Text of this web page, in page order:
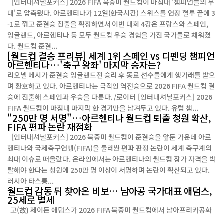
[인터내셔널포커스] 2026 FIFA 북중미 월드컵이 마침내 '챔피언들의 무
대'로 압축됐다. 아르헨티나가 12일(한국시간) 스위스를 연장 혈투 끝에 3
-1로 꺾고 준결승 진출을 확정하면서 이번 대회 4강은 프랑스와 스페인,
잉글랜드, 아르헨티나 등 모두 월드컵 우승 경험을 가진 국가들로 채워졌
다. 월드컵 준결...
[월드컵 결승 프리뷰] 세계 1위 스페인 vs 디펜딩 챔피언
아르헨티나…'축구 왕좌' 마지막 승자는?
리오넬 메시가 준결승 잉글랜드전 승리 후 동료 선수들에게 헹가래를 받으
며 환호하고 있다. 아르헨티나는 극적인 역전승으로 2026 FIFA 월드컵 결
승에 진출해 스페인과 우승을 다툰다. /로이터 [인터내셔널포커스] 2026
FIFA 월드컵이 마침내 마지막 한 경기만을 남겨두고 있다. 유럽 챔...
"250만 명 서명"…아르헨티나 월드컵 퇴출 청원 확산,
FIFA 편파 논란 재점화
[인터내셔널포커스] 2026 북중미 월드컵이 준결승을 앞둔 가운데 아르
헨티나와 국제축구연맹(FIFA)을 둘러싼 편파 판정 논란이 세계 축구계의
최대 이슈로 떠올랐다. 온라인에서는 아르헨티나의 월드컵 참가 자격을 박
탈해야 한다는 청원에 250만 명 이상이 서명하며 논란이 확산되고 있다.
러시아 타스통...
월드컵 감동 뒤 찾아온 비보… 남아공 국가대표 애덤스,
25세로 별세